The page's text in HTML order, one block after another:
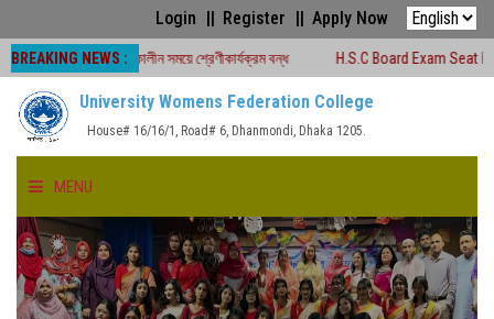
Login Register Apply Now
BREAKING NEWS :
২০২৬ চলাকালীন সময়ে শ্রেণীকার্যক্রম বন্ধ H.S.C Board Exam Seat Plan (
University Womens Federation College
House# 16/16/1, Road# 6, Dhanmondi, Dhaka 1205.
MENU
HOME
ABOUT US